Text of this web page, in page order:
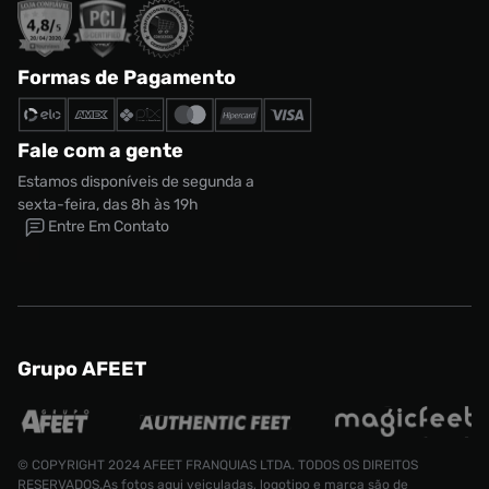
Formas de Pagamento
Fale com a gente
Estamos disponíveis de segunda a
sexta-feira, das 8h às 19h
Entre Em Contato
Grupo AFEET
© COPYRIGHT 2024 AFEET FRANQUIAS LTDA. TODOS OS DIREITOS
RESERVADOS.As fotos aqui veiculadas, logotipo e marca são de